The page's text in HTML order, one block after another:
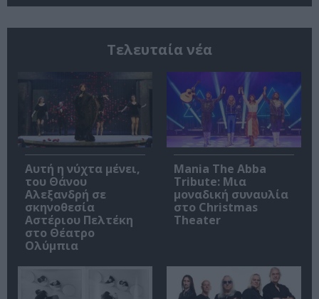
Τελευταία νέα
Αυτή η νύχτα μένει,
του Θάνου
Αλεξανδρή σε
σκηνοθεσία
Αστέριου Πελτέκη
στο Θέατρο
Ολύμπια
Mania The Abba
Tribute: Μια
μοναδική συναυλία
στο Christmas
Theater